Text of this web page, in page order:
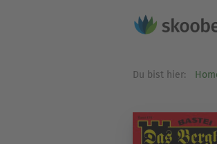
Du bist hier: